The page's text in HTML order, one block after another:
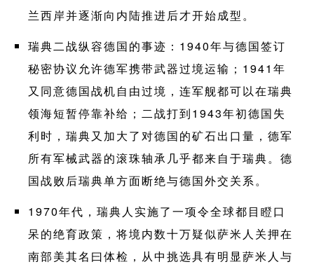
兰西岸并逐渐向内陆推进后才开始成型。
瑞典二战纵容德国的事迹：1940年与德国签订
秘密协议允许德军携带武器过境运输；1941年
又同意德国战机自由过境，连军舰都可以在瑞典
领海短暂停靠补给；二战打到1943年初德国失
利时，瑞典又加大了对德国的矿石出口量，德军
所有军械武器的滚珠轴承几乎都来自于瑞典。德
国战败后瑞典单方面断绝与德国外交关系。
1970年代，瑞典人实施了一项令全球都目瞪口
呆的绝育政策，将境内数十万疑似萨米人关押在
南部美其名曰体检，从中挑选具有明显萨米人与